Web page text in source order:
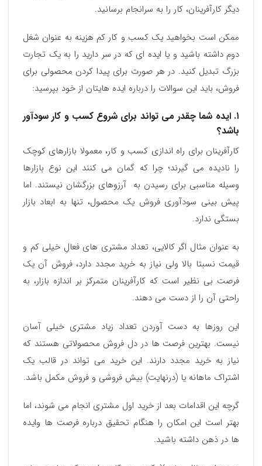
دیگر کارآفرینان، کار را به سرانجام برسانید.
ممکن است بخواهید یک کسب و کار کم هزینه به عنوان شغل
دوم داشته باشید و یا ایده ای که در سر دارید را به یک تجارت
بزرگ تبدیل کنید. در هر صورت برای پیدا کردن محصولی برای
فروش، باید این سوالات را درباره ایده هایتان از خود بپرسید:
۱. ایده شما چقدر می تواند برای شروع کسب و کار سودآور
باشد؟
کارآفرینان برای راه اندازی کسب و کار، معمولا بازارهای کوچک
را نادیده می گیرند؛ چرا که گمان می کنند این نوع بازارها
وسیله‌ مناسبی برای رسیدن به آرزوهای بزرگشان نیستند. اما
پیش بینی سودآوری فروش یک محصول، تنها به ابعاد بازار
بستگی ندارد.
به عنوان مثال اگر کالایی، تعداد مشتری های فعالِ خیلی کم و
قیمت نسبتا بالا ولی نیاز به خرید مجدد دارد، فروش آن یک
فرصت بی نظیر است که کارآفرینان متمرکز بر اندازه بازار، به
راحتی آن را از دست می دهند.
این روزها به دست آوردن تعداد زیاد مشتری خیلی آسان
نیست. بهترین فرصت ها در دل فروش محصولاتی هستند که
نیاز به خرید مجدد دارند. این خرید می تواند در قالب یک
اشتراک ماهانه یا (درنهایت) بیش فروشی و فروش مکمل باشد.
گرچه این اقدامات بعد از خرید اول مشتری انجام می شوند، اما
بهتر است این امکان را هنگام تحقیق درباره فرصت ها وایده
ها در ذهن داشته باشید.